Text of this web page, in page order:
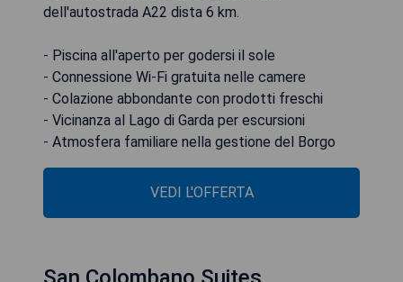
dell'autostrada A22 dista 6 km.
- Piscina all'aperto per godersi il sole
- Connessione Wi-Fi gratuita nelle camere
- Colazione abbondante con prodotti freschi
- Vicinanza al Lago di Garda per escursioni
- Atmosfera familiare nella gestione del Borgo
VEDI L'OFFERTA